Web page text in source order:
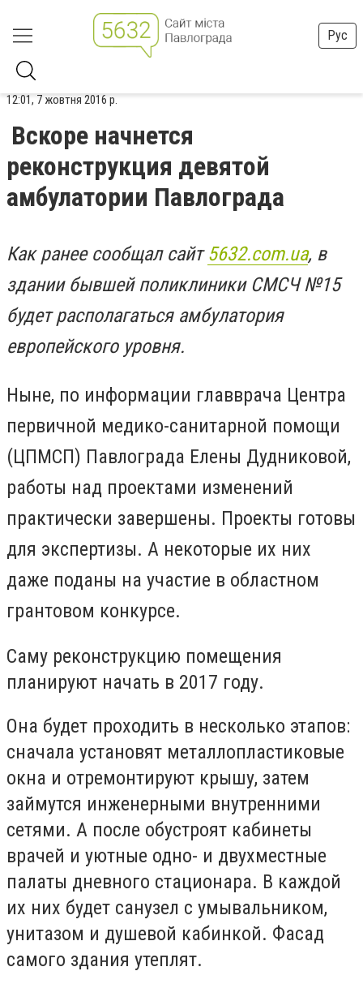
Рус
12:01, 7 жовтня 2016 р.
Вскоре начнется
реконструкция девятой
амбулатории Павлограда
Как ранее сообщал сайт5632.com.ua, в
здании бывшей поликлиники СМСЧ №15
будет располагаться амбулатория
европейского уровня.
Ныне, по информации главврача Центра
первичной медико-санитарной помощи
(ЦПМСП) Павлограда Елены Дудниковой,
работы над проектами изменений
практически завершены. Проекты готовы
для экспертизы. А некоторые их них
даже поданы на участие в областном
грантовом конкурсе.
Саму реконструкцию помещения
планируют начать в 2017 году.
Она будет проходить в несколько этапов:
сначала установят металлопластиковые
окна и отремонтируют крышу, затем
займутся инженерными внутренними
сетями. А после обустроят кабинеты
врачей и уютные одно- и двухместные
палаты дневного стационара. В каждой
их них будет санузел с умывальником,
унитазом и душевой кабинкой. Фасад
самого здания утеплят.